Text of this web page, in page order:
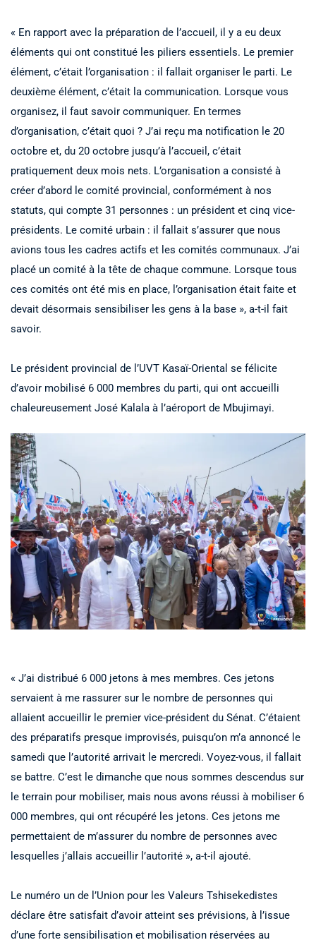
« En rapport avec la préparation de l’accueil, il y a eu deux
éléments qui ont constitué les piliers essentiels. Le premier
élément, c’était l’organisation : il fallait organiser le parti. Le
deuxième élément, c’était la communication. Lorsque vous
organisez, il faut savoir communiquer. En termes
d’organisation, c’était quoi ? J’ai reçu ma notification le 20
octobre et, du 20 octobre jusqu’à l’accueil, c’était
pratiquement deux mois nets. L’organisation a consisté à
créer d’abord le comité provincial, conformément à nos
statuts, qui compte 31 personnes : un président et cinq vice-
présidents. Le comité urbain : il fallait s’assurer que nous
avions tous les cadres actifs et les comités communaux. J’ai
placé un comité à la tête de chaque commune. Lorsque tous
ces comités ont été mis en place, l’organisation était faite et
devait désormais sensibiliser les gens à la base », a-t-il fait
savoir.
Le président provincial de l’UVT Kasaï-Oriental se félicite
d’avoir mobilisé 6 000 membres du parti, qui ont accueilli
chaleureusement José Kalala à l’aéroport de Mbujimayi.
« J’ai distribué 6 000 jetons à mes membres. Ces jetons
servaient à me rassurer sur le nombre de personnes qui
allaient accueillir le premier vice-président du Sénat. C’étaient
des préparatifs presque improvisés, puisqu’on m’a annoncé le
samedi que l’autorité arrivait le mercredi. Voyez-vous, il fallait
se battre. C’est le dimanche que nous sommes descendus sur
le terrain pour mobiliser, mais nous avons réussi à mobiliser 6
000 membres, qui ont récupéré les jetons. Ces jetons me
permettaient de m’assurer du nombre de personnes avec
lesquelles j’allais accueillir l’autorité », a-t-il ajouté.
Le numéro un de l’Union pour les Valeurs Tshisekedistes
déclare être satisfait d’avoir atteint ses prévisions, à l’issue
d’une forte sensibilisation et mobilisation réservées au